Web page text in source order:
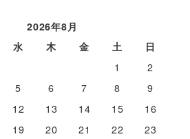
2026年8月
水 木 金 土
日
1
2
5 6 7 8
9
12 13 14 15
16
19 20 21 22
23